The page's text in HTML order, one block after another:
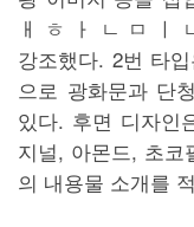
ㅐ ㅎ ㅏ ㄴ ㅁ ㅣ
강조했다. 2번 타
으로 광화문과 단
있다. 후면 디자인
지널, 아몬드, 초코
의 내용물 소개를